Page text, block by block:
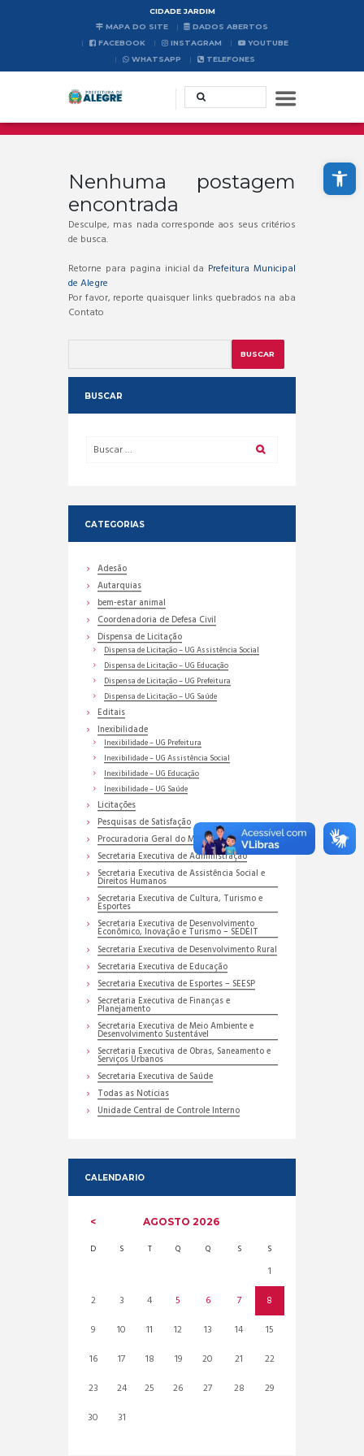
Abrir a barra de ferramentas
CIDADE JARDIM
MAPA DO SITE
DADOS ABERTOS
FACEBOOK
INSTAGRAM
YOUTUBE
WHATSAPP
TELEFONES
Nenhuma postagem
encontrada
Desculpe, mas nada corresponde aos seus critérios
de busca.
Retorne para pagina inicial da Prefeitura Municipal
de Alegre
Por favor, reporte quaisquer links quebrados na aba
Contato
BUSCAR
CATEGORIAS
Adesão
Autarquias
bem-estar animal
Coordenadoria de Defesa Civil
Dispensa de Licitação
Dispensa de Licitação – UG Assistência Social
Dispensa de Licitação – UG Educação
Dispensa de Licitação – UG Prefeitura
Dispensa de Licitação – UG Saúde
Editais
Inexibilidade
Inexibilidade – UG Prefeitura
Inexibilidade – UG Assistência Social
Inexibilidade – UG Educação
Inexibilidade – UG Saúde
Licitações
Pesquisas de Satisfação
Procuradoria Geral do Município
Secretaria Executiva de Administração
Secretaria Executiva de Assistência Social e
Direitos Humanos
Secretaria Executiva de Cultura, Turismo e
Esportes
Secretaria Executiva de Desenvolvimento
Econômico, Inovação e Turismo – SEDEIT
Secretaria Executiva de Desenvolvimento Rural
Secretaria Executiva de Educação
Secretaria Executiva de Esportes – SEESP
Secretaria Executiva de Finanças e
Planejamento
Secretaria Executiva de Meio Ambiente e
Desenvolvimento Sustentável
Secretaria Executiva de Obras, Saneamento e
Serviços Urbanos
Secretaria Executiva de Saúde
Todas as Noticias
Unidade Central de Controle Interno
CALENDARIO
AGOSTO2026
D S T Q Q S S
1
2
3 4 5 6 7
8
9
10 11 12 13 14
15
16
17 18 19 20 21
22
23
24 25 26 27 28
29
30
31